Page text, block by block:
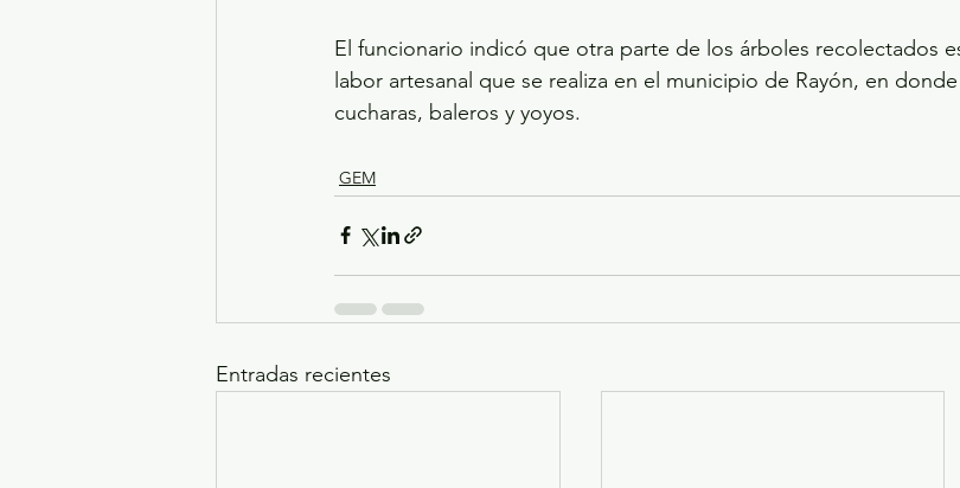
El funcionario indicó que otra parte de los árboles recolectados
labor artesanal que se realiza en el municipio de Rayón, en
cucharas, baleros y yoyos.
GEM
Entradas recientes